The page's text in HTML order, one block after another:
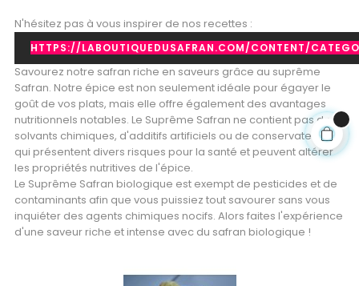
N'hésitez pas à vous inspirer de nos recettes :
HTTPS://LABOUTIQUEDUSAFRAN.COM/CONTENT/
Savourez notre safran riche en saveurs grâce au suprême
Safran. Notre épice est non seulement idéale pour égayer le
goût de vos plats, mais elle offre également des avantages
nutritionnels notables. Le Suprême Safran ne contient pas de
solvants chimiques, d'additifs artificiels ou de conservateurs
qui présentent divers risques pour la santé et peuvent altérer
les propriétés nutritives de l'épice.
Le Suprême Safran biologique est exempt de pesticides et de
contaminants afin que vous puissiez tout savourer sans vous
inquiéter des agents chimiques nocifs. Alors faites l'expérience
d'une saveur riche et intense avec du safran biologique !